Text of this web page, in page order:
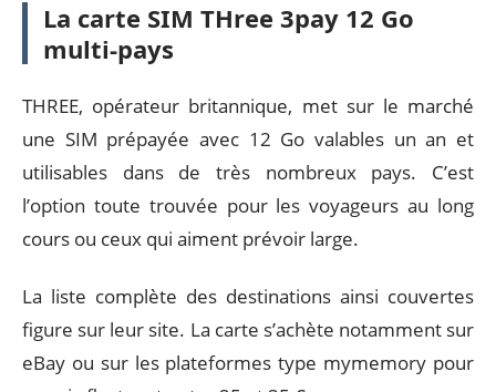
La carte SIM THree 3pay 12 Go
multi-pays
THREE, opérateur britannique, met sur le marché
une SIM prépayée avec 12 Go valables un an et
utilisables dans de très nombreux pays. C’est
l’option toute trouvée pour les voyageurs au long
cours ou ceux qui aiment prévoir large.
La liste complète des destinations ainsi couvertes
figure sur leur site. La carte s’achète notamment sur
eBay ou sur les plateformes type mymemory pour